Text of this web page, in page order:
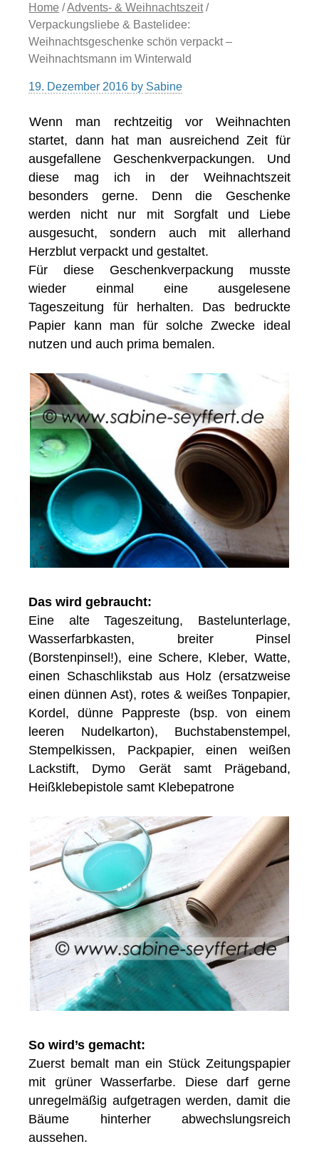
Home /Advents- & Weihnachtszeit/
Verpackungsliebe & Bastelidee:
Weihnachtsgeschenke schön verpackt –
Weihnachtsmann im Winterwald
19. Dezember 2016 by Sabine
Wenn man rechtzeitig vor Weihnachten
startet, dann hat man ausreichend Zeit für
ausgefallene Geschenkverpackungen. Und
diese mag ich in der Weihnachtszeit
besonders gerne. Denn die Geschenke
werden nicht nur mit Sorgfalt und Liebe
ausgesucht, sondern auch mit allerhand
Herzblut verpackt und gestaltet.
Für diese Geschenkverpackung musste
wieder einmal eine ausgelesene
Tageszeitung für herhalten. Das bedruckte
Papier kann man für solche Zwecke ideal
nutzen und auch prima bemalen.
Das wird gebraucht:
Eine alte Tageszeitung, Bastelunterlage,
Wasserfarbkasten, breiter Pinsel
(Borstenpinsel!), eine Schere, Kleber, Watte,
einen Schaschlikstab aus Holz (ersatzweise
einen dünnen Ast), rotes & weißes Tonpapier,
Kordel, dünne Pappreste (bsp. von einem
leeren Nudelkarton), Buchstabenstempel,
Stempelkissen, Packpapier, einen weißen
Lackstift, Dymo Gerät samt Prägeband,
Heißklebepistole samt Klebepatrone
So wird’s gemacht:
Zuerst bemalt man ein Stück Zeitungspapier
mit grüner Wasserfarbe. Diese darf gerne
unregelmäßig aufgetragen werden, damit die
Bäume hinterher abwechslungsreich
aussehen.